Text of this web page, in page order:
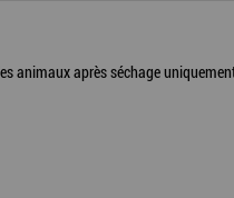
animaux après séchage